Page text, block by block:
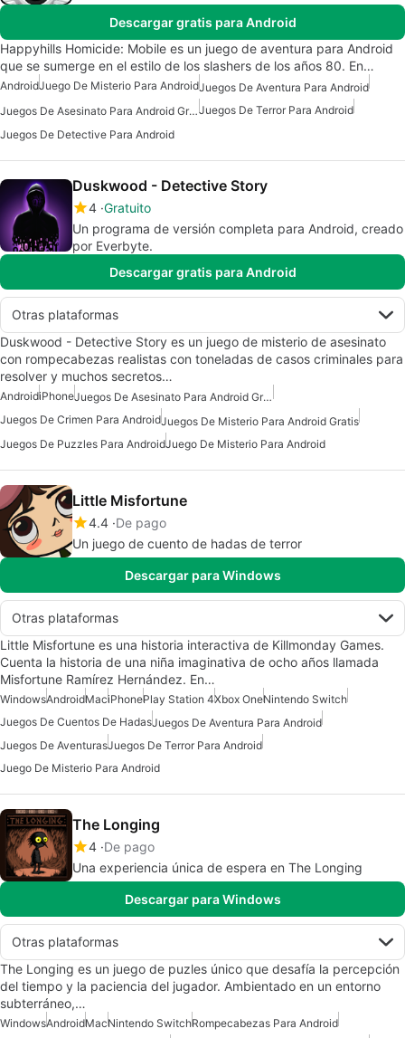
Descargar gratis para Android
Happyhills Homicide: Mobile es un juego de aventura para Android
que se sumerge en el estilo de los slashers de los años 80. En…
AndroidJuego De Misterio Para AndroidJuegos De Aventura Para Android
Juegos De Asesinato Para Android GratisJuegos De Terror Para Android
Juegos De Detective Para Android
Duskwood - Detective Story
4 Gratuito
Un programa de versión completa para Android, creado
por Everbyte.
Descargar gratis para Android
Otras plataformas
Duskwood - Detective Story es un juego de misterio de asesinato
con rompecabezas realistas con toneladas de casos criminales para
resolver y muchos secretos…
AndroidiPhone
Juegos De Asesinato Para Android Gratis
Juegos De Crimen Para AndroidJuegos De Misterio Para Android Gratis
Juegos De Puzzles Para AndroidJuego De Misterio Para Android
Little Misfortune
4.4 De pago
Un juego de cuento de hadas de terror
Descargar para Windows
Otras plataformas
Little Misfortune es una historia interactiva de Killmonday Games.
Cuenta la historia de una niña imaginativa de ocho años llamada
Misfortune Ramírez Hernández. En…
WindowsAndroidMaciPhonePlay Station 4Xbox OneNintendo Switch
Juegos De Cuentos De HadasJuegos De Aventura Para Android
Juegos De AventurasJuegos De Terror Para Android
Juego De Misterio Para Android
The Longing
4 De pago
Una experiencia única de espera en The Longing
Descargar para Windows
Otras plataformas
The Longing es un juego de puzles único que desafía la percepción
del tiempo y la paciencia del jugador. Ambientado en un entorno
subterráneo,…
WindowsAndroidMacNintendo SwitchRompecabezas Para Android